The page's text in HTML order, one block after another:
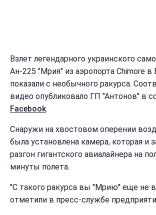
Взлет легендарного украинского
Ан-225 "Мрия" из аэропорта Chimore в
показали с необычного ракурса.
видео опубликовало ГП "Антонов" в
Facebook.
Снаружи на хвостовом оперении
была установлена камера, которая и
разгон гигантского авиалайнера на
минуты полета.
"С такого ракурса вы "Мрию" еще не
отметили в пресс-службе